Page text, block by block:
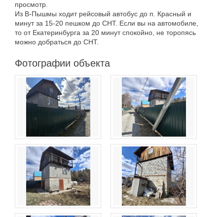
просмотр.
Из В-Пышмы ходит рейсовый автобус до п. Красный и
минут за 15-20 пешком до СНТ. Если вы на автомобиле,
то от Екатеринбурга за 20 минут спокойно, не торопясь
можно добраться до СНТ.
Фотографии объекта